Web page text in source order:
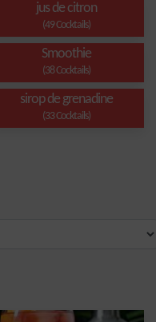
jus de citron
(49 Cocktails)
Smoothie
(38 Cocktails)
sirop de grenadine
(33 Cocktails)